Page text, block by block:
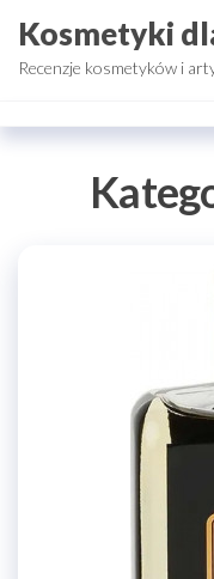
do
treści
Kosmetyki
Recenzje kosmetyków i